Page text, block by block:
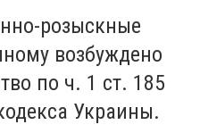
розыскные
возбуждено
по ч. 1 ст. 185
Украины.